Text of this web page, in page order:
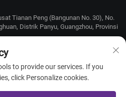
Tianan Peng (Bangunan No. 30), No.
Distrik Panyu, Guangzhou, Provinsi
to provide our services. If you
click Personalize cookies.